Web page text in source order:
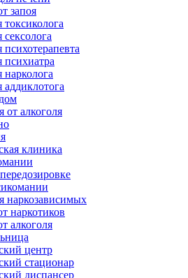
запоя
токсиколога
сексолога
психотерапевта
психиатра
нарколога
аддиклотога
от алкоголя
клиника
наркозависимых
наркотиков
алкоголя
центр
стационар
диспансер